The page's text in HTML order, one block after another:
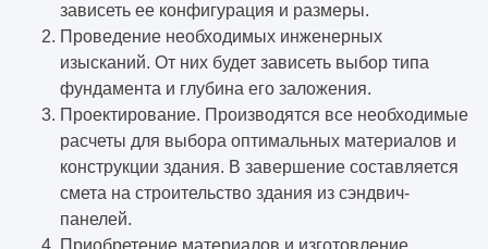
зависеть ее конфигурация и размеры.
Проведение необходимых инженерных
изысканий. От них будет зависеть выбор типа
фундамента и глубина его заложения.
Проектирование. Производятся все необходимые
расчеты для выбора оптимальных материалов и
конструкции здания. В завершение составляется
смета на строительство здания из сэндвич-
панелей.